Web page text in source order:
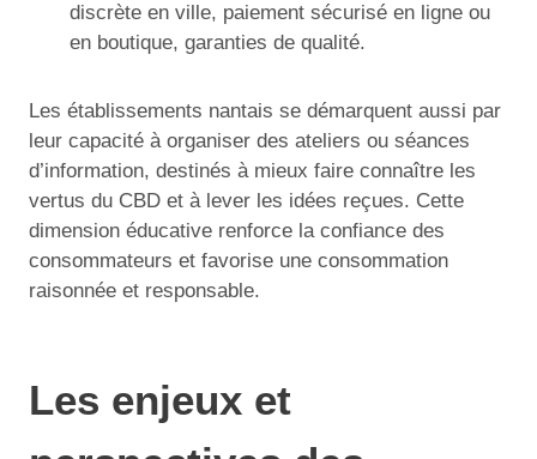
discrète en ville, paiement sécurisé en ligne ou
en boutique, garanties de qualité.
Les établissements nantais se démarquent aussi par
leur capacité à organiser des ateliers ou séances
d’information, destinés à mieux faire connaître les
vertus du CBD et à lever les idées reçues. Cette
dimension éducative renforce la confiance des
consommateurs et favorise une consommation
raisonnée et responsable.
Les enjeux et